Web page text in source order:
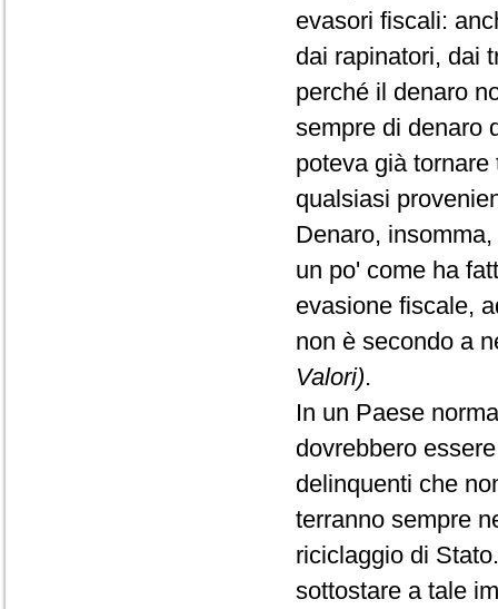
evasori fiscali:
dai rapinatori, dai
perché il denaro
sempre di denaro
poteva già
qualsiasi
Denaro,
un po' come ha
evasione fiscale,
non è secondo a
Valori).
In un Paese
dovrebbero
delinquenti che
terranno sempre
riciclaggio di
sottostare a tale